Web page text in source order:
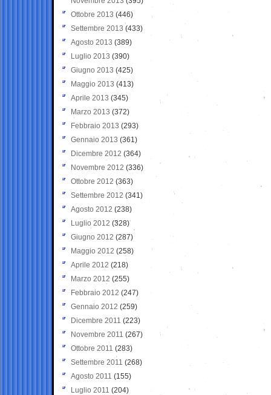
Ottobre 2013 (446)
Settembre 2013 (433)
Agosto 2013 (389)
Luglio 2013 (390)
Giugno 2013 (425)
Maggio 2013 (413)
Aprile 2013 (345)
Marzo 2013 (372)
Febbraio 2013 (293)
Gennaio 2013 (361)
Dicembre 2012 (364)
Novembre 2012 (336)
Ottobre 2012 (363)
Settembre 2012 (341)
Agosto 2012 (238)
Luglio 2012 (328)
Giugno 2012 (287)
Maggio 2012 (258)
Aprile 2012 (218)
Marzo 2012 (255)
Febbraio 2012 (247)
Gennaio 2012 (259)
Dicembre 2011 (223)
Novembre 2011 (267)
Ottobre 2011 (283)
Settembre 2011 (268)
Agosto 2011 (155)
Luglio 2011 (204)